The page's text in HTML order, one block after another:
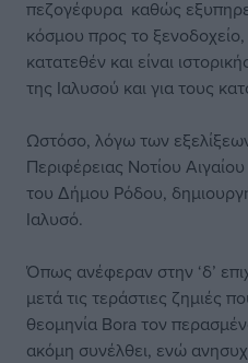
πεζογέφυρα καθώς
κόσμου προς το
κατατεθέν και είναι
της Ιαλυσού και για τους
Ωστόσο, λόγω των
Περιφέρειας Νοτίου
του Δήμου Ρόδου,
Ιαλυσό.
Όπως ανέφεραν στην ‘δ’
μετά τις τεράστιες ζημιές
θεομηνία Bora τον
ακόμη συνέλθει, ενώ